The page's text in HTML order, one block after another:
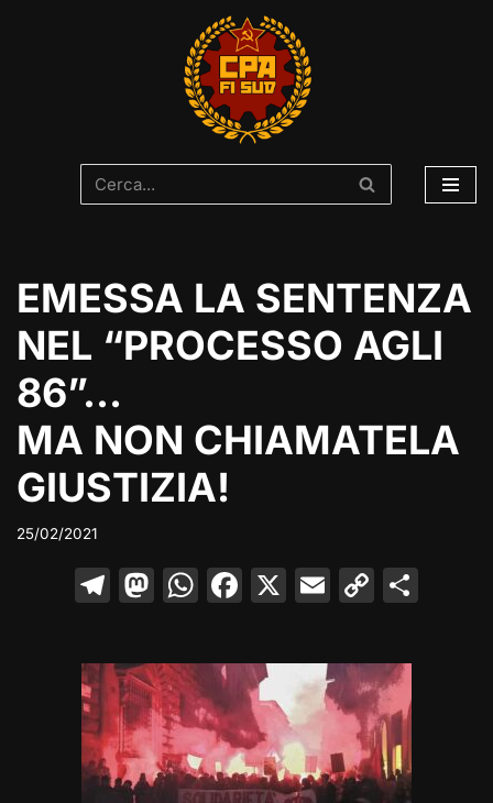
EMESSA LA SENTENZA
NEL “PROCESSO AGLI
86”…
MA NON CHIAMATELA
GIUSTIZIA!
25/02/2021
T
e
gr
a
m
M
st
o
d
o
W
at
s
A
p
F
c
e
b
o
X E
ai
l
C
p
y
Li
n